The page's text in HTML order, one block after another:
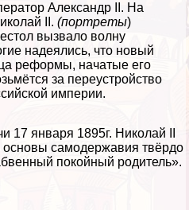
Александр II. На
II. (портреты)
вызвало волну
надеялись, что новый
реформы, начатые его
за переустройство
империи.
17 января 1895г. Николай II
основы самодержавия твёрдо
покойный родитель».